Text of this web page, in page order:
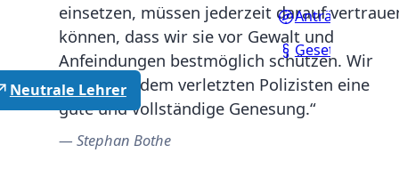
Anträge
Neutrale Lehrer
einsetzen, müssen jederzeit darauf
können, dass wir sie vor Gewalt und
Anfeindungen bestmöglich schützen. Wir
wünschen dem verletzten Polizisten eine
gute und vollständige Genesung.“
Stephan Bothe